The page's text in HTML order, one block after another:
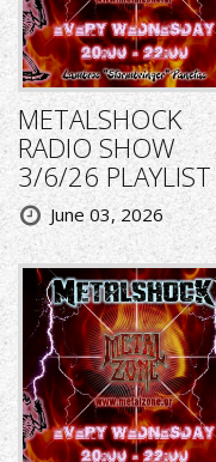
METALSHOCK
RADIO SHOW
3/6/26 PLAYLIST
June 03, 2026